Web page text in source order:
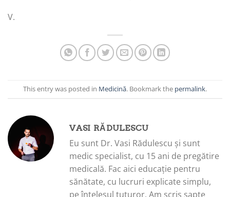
V.
This entry was posted in Medicină. Bookmark the permalink.
VASI RĂDULESCU
Eu sunt Dr. Vasi Rădulescu și sunt
medic specialist, cu 15 ani de pregătire
medicală. Fac aici educație pentru
sănătate, cu lucruri explicate simplu,
pe înțelesul tuturor. Am scris șapte